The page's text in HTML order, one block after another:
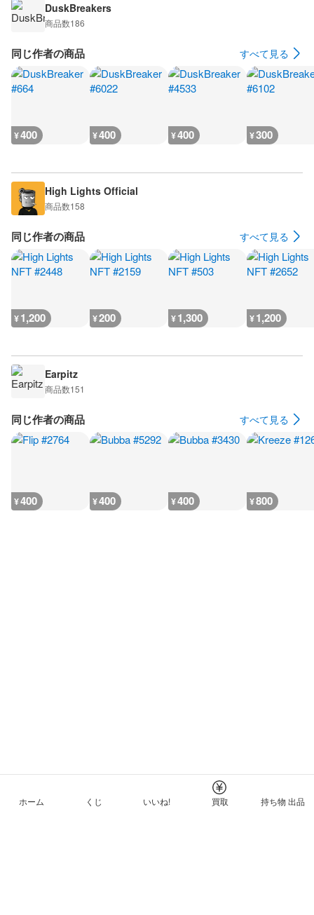
DuskBreakers
商品数186
同じ作者の商品 すべて見る
¥400 ¥400 ¥400 ¥300
High Lights Official
商品数158
同じ作者の商品 すべて見る
¥1,200 ¥200 ¥1,300 ¥1,200
Earpitz
商品数151
同じ作者の商品 すべて見る
¥400 ¥400 ¥400 ¥800
ホーム くじ いいね! 買取 持ち物 出品